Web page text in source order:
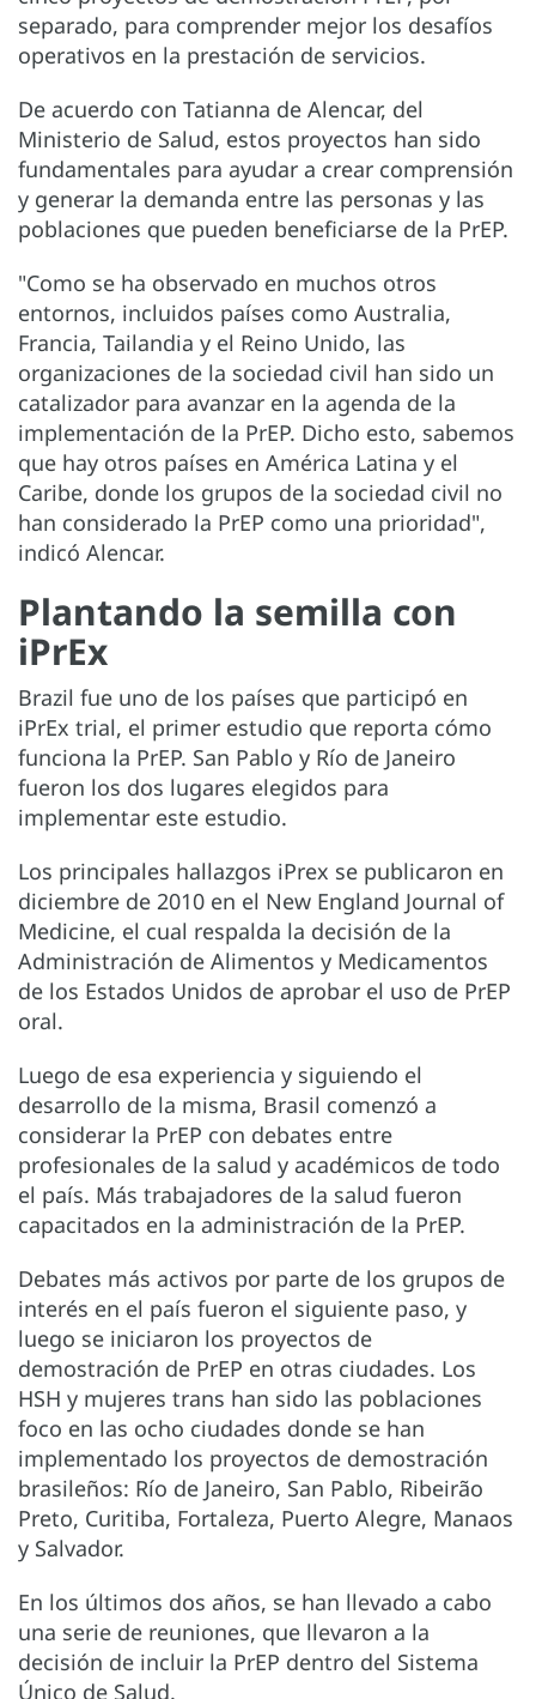
separado, para comprender mejor los desafíos
operativos en la prestación de servicios.
De acuerdo con Tatianna de Alencar, del
Ministerio de Salud, estos proyectos han sido
fundamentales para ayudar a crear comprensión
y generar la demanda entre las personas y las
poblaciones que pueden beneficiarse de la PrEP.
"Como se ha observado en muchos otros
entornos, incluidos países como Australia,
Francia, Tailandia y el Reino Unido, las
organizaciones de la sociedad civil han sido un
catalizador para avanzar en la agenda de la
implementación de la PrEP. Dicho esto, sabemos
que hay otros países en América Latina y el
Caribe, donde los grupos de la sociedad civil no
han considerado la PrEP como una prioridad",
indicó Alencar.
Plantando la semilla con
iPrEx
Brazil fue uno de los países que participó en
iPrEx trial, el primer estudio que reporta cómo
funciona la PrEP. San Pablo y Río de Janeiro
fueron los dos lugares elegidos para
implementar este estudio.
Los principales hallazgos iPrex se publicaron en
diciembre de 2010 en el New England Journal of
Medicine, el cual respalda la decisión de la
Administración de Alimentos y Medicamentos
de los Estados Unidos de aprobar el uso de PrEP
oral.
Luego de esa experiencia y siguiendo el
desarrollo de la misma, Brasil comenzó a
considerar la PrEP con debates entre
profesionales de la salud y académicos de todo
el país. Más trabajadores de la salud fueron
capacitados en la administración de la PrEP.
Debates más activos por parte de los grupos de
interés en el país fueron el siguiente paso, y
luego se iniciaron los proyectos de
demostración de PrEP en otras ciudades. Los
HSH y mujeres trans han sido las poblaciones
foco en las ocho ciudades donde se han
implementado los proyectos de demostración
brasileños: Río de Janeiro, San Pablo, Ribeirão
Preto, Curitiba, Fortaleza, Puerto Alegre, Manaos
y Salvador.
En los últimos dos años, se han llevado a cabo
una serie de reuniones, que llevaron a la
decisión de incluir la PrEP dentro del Sistema
Único de Salud.